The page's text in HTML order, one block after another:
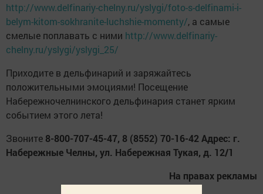
http://www.delfinariy-chelny.ru/yslygi/foto-s-delfinami-i-
belym-kitom-sokhranite-luchshie-momenty/, а самые
смелые поплавать с ними http://www.delfinariy-
chelny.ru/yslygi/yslygi_25/
Приходите в дельфинарий и заряжайтесь
положительными эмоциями! Посещение
Набережночелнинского дельфинария станет ярким
событием этого лета!
Звоните 8-800-707-45-47, 8 (8552) 70-16-42 Адрес: г.
Набережные Челны, ул. Набережная Тукая, д. 12/1
На правах рекламы